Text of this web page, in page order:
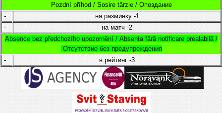
Pozdní příhod / Sosire târzie / Опоздание
-
на разминку -1
-
на матч -2
Absence bez předchozího upozornění / Absența fără notificare prealabilă /
Отсутствие без предупреждения
-
в рейтинг -3